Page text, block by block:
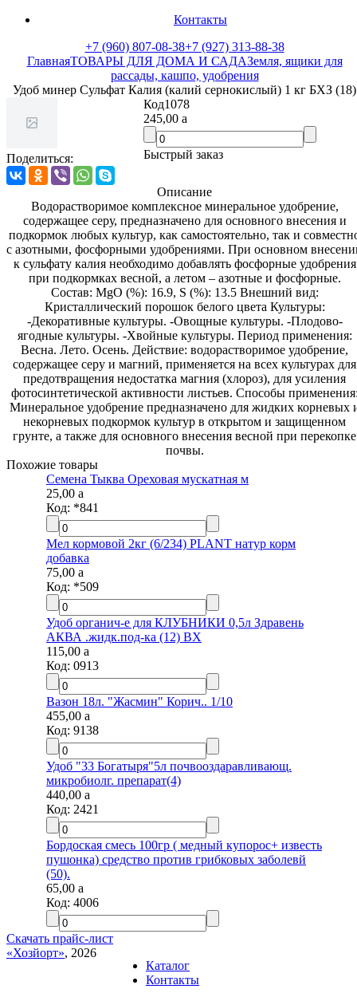
Контакты
+7 (960) 807-08-38+7 (927) 313-88-38
ГлавнаяТОВАРЫ ДЛЯ ДОМА И САДАЗемля, ящики для
рассады, кашпо, удобрения
Удоб минер Сульфат Калия (калий сернокислый) 1 кг БХЗ (18)
Поделиться:
Код1078
245,00a
Быстрый заказ
Описание
Водорастворимое комплексное минеральное удобрение,
содержащее серу, предназначено для основного внесения и
подкормок любых культур, как самостоятельно, так и совместно
с азотными, фосфорными удобрениями. При основном внесении
к сульфату калия необходимо добавлять фосфорные удобрения
при подкормках весной, а летом – азотные и фосфорные.
Состав: MgO (%): 16.9, S (%): 13.5 Внешний вид:
Кристаллический порошок белого цвета Культуры:
-Декоративные культуры. -Овощные культуры. -Плодово-
ягодные культуры. -Хвойные культуры. Период применения:
Весна. Лето. Осень. Действие: водорастворимое удобрение,
содержащее серу и магний, применяется на всех культурах для
предотвращения недостатка магния (хлороз), для усиления
фотосинтетической активности листьев. Способы применения:
Минеральное удобрение предназначено для жидких корневых и
некорневых подкормок культур в открытом и защищенном
грунте, а также для основного внесения весной при перекопке
почвы.
Похожие товары
Семена Тыква Ореховая мускатная м
25,00a
Код:*841
Мел кормовой 2кг (6/234) PLANT натур корм
добавка
75,00a
Код:*509
Удоб органич-е для КЛУБНИКИ 0,5л Здравень
АКВА .жидк.под-ка (12) ВХ
115,00a
Код:0913
Вазон 18л. "Жасмин" Корич.. 1/10
455,00a
Код:9138
Удоб "33 Богатыря"5л почвооздаравливающ.
микробиолг. препарат(4)
440,00a
Код:2421
Бордоская смесь 100гр ( медный купорос+ известь
пушонка) средство против грибковых заболевй
(50).
65,00a
Код:4006
Скачать прайс-лист
«Хозйорт», 2026
Каталог
Контакты